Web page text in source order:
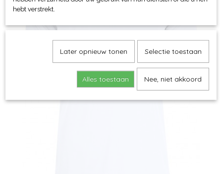
hebt verstrekt.
Later opnieuw tonen Selectie toestaan
Alles toestaan Nee, niet akkoord